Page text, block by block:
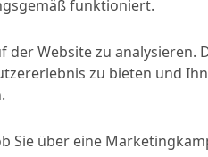
eines global
funktioniert.
Website zu analysieren.
zu bieten und
Sie über eine